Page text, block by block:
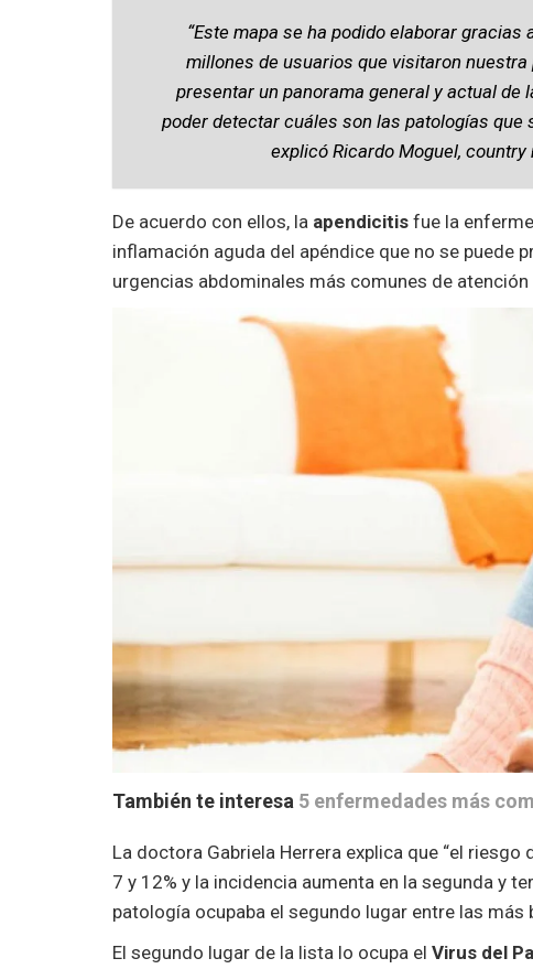
“Este mapa se ha podido elaborar
millones de usuarios que visitaron
presentar un panorama general y actual de
poder detectar cuáles son las patologías
explicó Ricardo Moguel,
De acuerdo con ellos, la apendicitis fue la
inflamación aguda del apéndice que no se puede
urgencias abdominales más comunes de atención
También te interesa 5 enfermedades más
La doctora Gabriela Herrera explica que “el
7 y 12% y la incidencia aumenta en la segunda y
patología ocupaba el segundo lugar entre las más
El segundo lugar de la lista lo ocupa el Virus del